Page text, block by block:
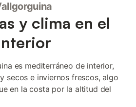
y clima en el
es mediterráneo de interior,
secos e inviernos frescos, algo
en la costa por la altitud del